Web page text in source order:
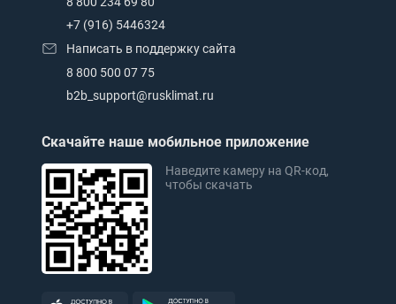
+7 (916) 5446324
Написать в поддержку сайта
8 800 500 07 75
b2b_support@rusklimat.ru
Скачайте наше мобильное приложение
Наведите камеру на QR-код,
чтобы скачать